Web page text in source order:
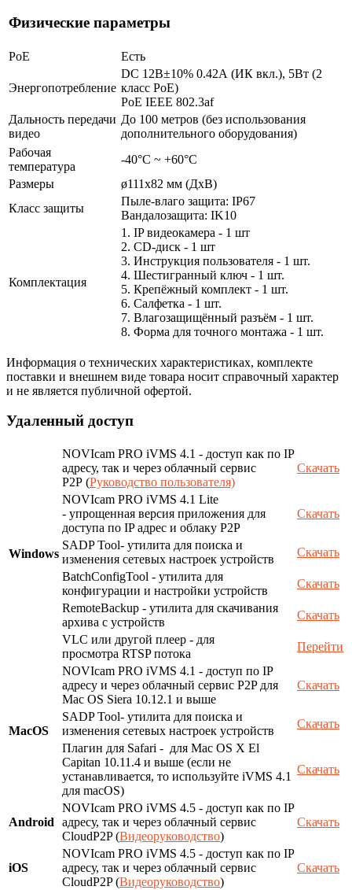
Физические параметры
PoE Есть
Энергопотребление
DC 12В±10% 0.42А (ИК вкл.), 5Вт (2
класс PoE)
PoE IEEE 802.3af
Дальность передачи
видео
До 100 метров (без использования
дополнительного оборудования)
Рабочая
температура
-40°С ~ +60°С
Размеры
ø111х82 мм (ДхВ)
Класс защиты
Пыле-влаго защита: IP67
Вандалозащита: IK10
Комплектация
1. IP видеокамера - 1 шт
2. СD-диск - 1 шт
3. Инструкция пользователя - 1 шт.
4. Шестигранный ключ - 1 шт.
5. Крепёжный комплект - 1 шт.
6. Салфетка - 1 шт.
7. Влагозащищённый разъём - 1 шт.
8. Форма для точного монтажа - 1 шт.
Информация о технических характеристиках, комплекте
поставки и внешнем виде товара носит справочный характер
и не является публичной офертой.
Удаленный доступ
Windows
NOVIcam PRO iVMS 4.1 - доступ как по IP
адресу, так и через облачный сервис
P2P (Руководство пользователя)
Скачать
NOVIcam PRO iVMS 4.1 Lite
- упрощенная версия приложения для
доступа по IP адрес и облаку P2P
Скачать
SADP Tool- утилита для поиска и
изменения сетевых настроек устройств
Скачать
BatchConfigTool - утилита для
конфигурации и настройки устройств
Скачать
RemoteBackup - утилита для скачивания
архива с устройств
Скачать
VLC или другой плеер - для
просмотра RTSP потока
Перейти
MacOS
NOVIcam PRO iVMS 4.1 - доступ по IP
адресу и через облачный сервис P2P для
Mac OS Siera 10.12.1 и выше
Скачать
SADP Tool- утилита для поиска и
изменения сетевых настроек устройств
Скачать
Плагин для Safari - для Mac OS X El
Capitan 10.11.4 и выше (если не
устанавливается, то используйте iVMS 4.1
для macOS)
Скачать
Android
NOVIcam PRO iVMS 4.5 - доступ как по IP
адресу, так и через облачный сервис
CloudP2P (Видеоруководство)
Скачать
iOS
NOVIcam PRO iVMS 4.5 - доступ как по IP
адресу, так и через облачный сервис
CloudP2P (Видеоруководство)
Скачать